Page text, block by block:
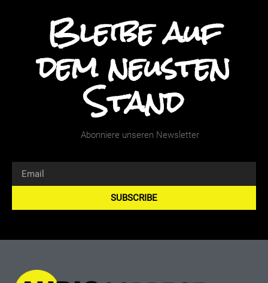
Bleibe auf
dem neusten
Stand
Abonniere unseren Newsletter
SUBSCRIBE